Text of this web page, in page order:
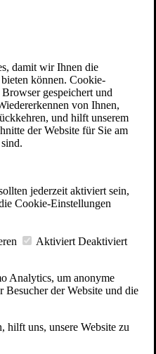
damit wir Ihnen die
können. Cookie-
gespeichert und
von Ihnen,
und hilft unserem
der Website für Sie am
jederzeit aktiviert sein,
Cookie-Einstellungen
Aktiviert Deaktiviert
Analytics, um anonyme
der Website und die
hilft uns, unsere Website zu